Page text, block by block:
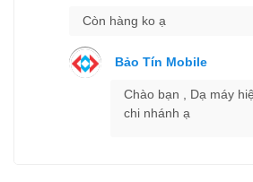
Còn hàng ko ạ
Bảo Tín Mobile
Chào bạn , Dạ máy
chi nhánh ạ